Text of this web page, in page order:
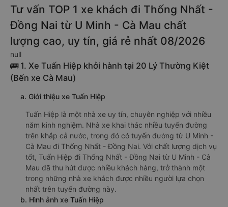
Tư vấn TOP 1 xe khách đi Thống Nhất -
Đồng Nai từ U Minh - Cà Mau chất
lượng cao, uy tín, giá rẻ nhất 08/2026
null
🚌 1. Xe Tuấn Hiệp khởi hành tại 20 Lý Thường Kiệt
(Bến xe Cà Mau)
a. Giới thiệu xe Tuấn Hiệp
Tuấn Hiệp là một nhà xe uy tín, chuyên nghiệp với nhiều
năm kinh nghiệm. Nhà xe khai thác nhiều tuyến đường
trên khắp cả nước, trong đó có tuyến đường từ U Minh -
Cà Mau đi Thống Nhất - Đồng Nai. Với chất lượng dịch vụ
tốt, Tuấn Hiệp đi Thống Nhất - Đồng Nai từ U Minh - Cà
Mau đã thu hút được nhiều khách hàng, trở thành một
trong những nhà xe khách được nhiều người lựa chọn
nhất trên tuyến đường này.
b. Hình ảnh xe Tuấn Hiệp